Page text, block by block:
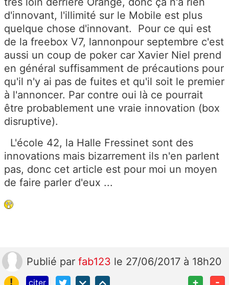
d'innovant, l'illimité sur le Mobile est plus
quelque chose d'innovant. Pour ce qui est
de la freebox V7, lannonpour septembre c'est
aussi un coup de poker car Xavier Niel prend
en général suffisamment de précautions pour
qu'il n'y ai pas de fuites et qu'il soit le premier
à l'annoncer. Par contre oui là ce pourrait
être probablement une vraie innovation (box
disruptive).
L'école 42, la Halle Fressinet sont des
innovations mais bizarrement ils n'en parlent
pas, donc cet article est pour moi un moyen
de faire parler d'eux ...
Publié par fab123 le 27/06/2017 à 18h20
!
citer + -